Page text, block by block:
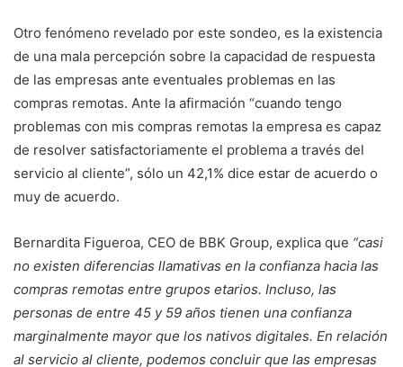
Otro fenómeno revelado por este sondeo, es la existencia
de una mala percepción sobre la capacidad de respuesta
de las empresas ante eventuales problemas en las
compras remotas. Ante la afirmación “cuando tengo
problemas con mis compras remotas la empresa es capaz
de resolver satisfactoriamente el problema a través del
servicio al cliente”, sólo un 42,1% dice estar de acuerdo o
muy de acuerdo.
Bernardita Figueroa, CEO de BBK Group, explica que “casi
no existen diferencias llamativas en la confianza hacia las
compras remotas entre grupos etarios. Incluso, las
personas de entre 45 y 59 años tienen una confianza
marginalmente mayor que los nativos digitales. En relación
al servicio al cliente, podemos concluir que las empresas